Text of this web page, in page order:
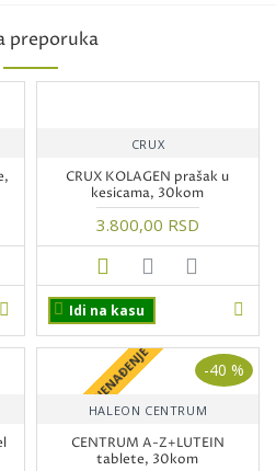
preporuka
CRUX
CRUX KOLAGEN prašak u
kesicama, 30kom
3.800,00 RSD
Idi na kasu
+ POKLON IZNENAĐENJE -40 %
HALEON CENTRUM
CENTRUM A-Z+LUTEIN
tablete, 30kom